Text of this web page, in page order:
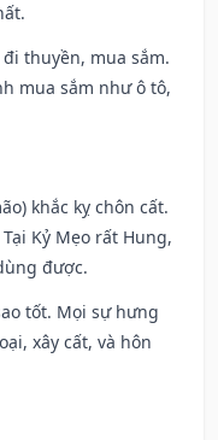
thuyền, mua sắm.
mua sắm như ô tô,
khắc kỵ chôn cất.
Kỷ Mẹo rất Hung,
được.
tốt. Mọi sự hưng
xây cất, và hôn